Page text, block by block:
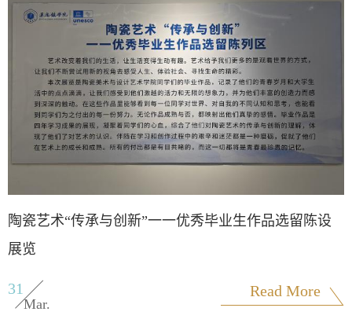
陶瓷艺术“传承与创新”一一优秀毕业生作品选留陈设
展览
31
Mar.
Read More